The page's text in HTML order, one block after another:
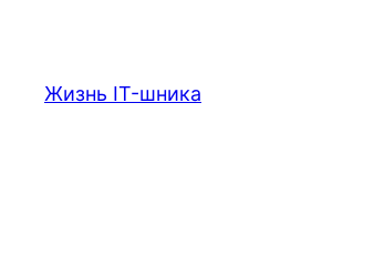
содержимому
Жизнь IT-шника